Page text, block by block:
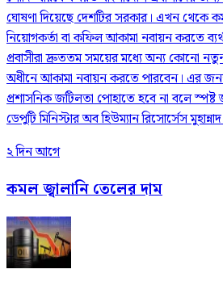
ঘোষণা দিয়েছে দেশটির সরকার। এখন থেকে
নিয়োগকর্তা বা কফিল আকামা নবায়ন করতে
প্রবাসীরা দ্রুততম সময়ের মধ্যে অন্য কোনো
অধীনে আকামা নবায়ন করতে পারবেন। এর
প্রশাসনিক জটিলতা পোহাতে হবে না বলে স্পষ্ট
ডেপুটি মিনিস্টার অব হিউম্যান রিসোর্সেস
২ দিন আগে
কমল জ্বালানি তেলের দাম